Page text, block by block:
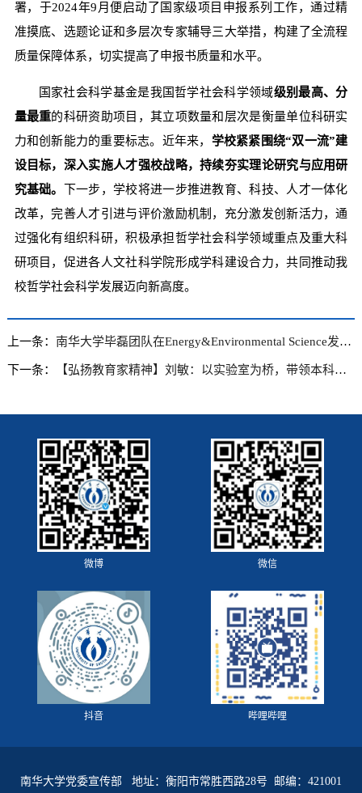
署，于2024年9月便启动了国家级项目申报系列工作，通过精
准摸底、选题论证和多层次专家辅导三大举措，构建了全流程
质量保障体系，切实提高了申报书质量和水平。
国家社会科学基金是我国哲学社会科学领域级别最高、分
量最重的科研资助项目，其立项数量和层次是衡量单位科研实
力和创新能力的重要标志。近年来， 学校紧紧围绕“双一流”建
设目标， 深入实施人才强校战略，持续夯实理论研究与应用研
究基础。 下一步，学校将进一步推进教育、科技、人才一体化
改革，完善人才引进与评价激励机制，充分激发创新活力，通
过强化有组织科研，积极承担哲学社会科学领域重点及重大科
研项目，促进各人文社科学院形成学科建设合力，共同推动我
校哲学社会科学发展迈向新高度。
上一条： 南华大学毕磊团队在Energy&Environmental Science发表封面论文：通过高熵设计提升质子导体固体氧化物燃料电池阴极性能
下一条： 【弘扬教育家精神】刘敏：以实验室为桥，带领本科生叩响科研之门
微博 微信
抖音 哔哩哔哩
南华大学党委宣传部 地址：衡阳市常胜西路28号 邮编：421001